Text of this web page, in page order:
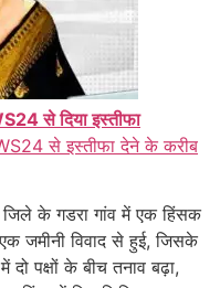
से दिया इस्तीफा
से इस्तीफा देने के करीब
के गडरा गांव में एक हिंसक
जमीनी विवाद से हुई, जिसके
दो पक्षों के बीच तनाव बढ़ा,